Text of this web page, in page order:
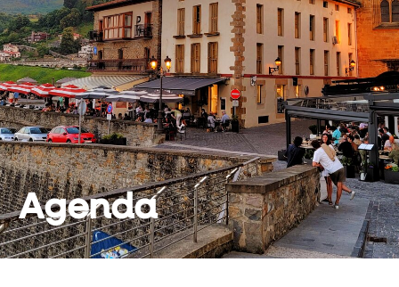
Agenda